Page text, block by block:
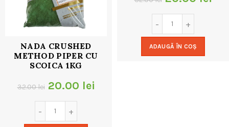
NADA CRUSHED
METHOD PIPER CU
SCOICA 1KG
32.00lei Prețul
inițial
a
20.00 lei
inițial
a
fost:
ADAUGĂ ÎN COȘ